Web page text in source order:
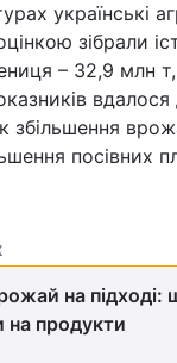
українські
зібрали
– 32,9 млн т,
збільшення
посівних
на підході:
на продукти